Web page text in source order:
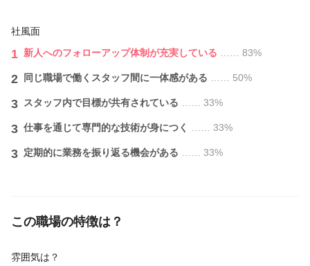
社風面
1 新人へのフォローアップ体制が充実している …… 83%
2 同じ職場で働くスタッフ間に一体感がある …… 50%
3 スタッフ内で目標が共有されている …… 33%
3 仕事を通じて専門的な技術が身につく …… 33%
3 定期的に業務を振り返る機会がある …… 33%
この職場の特徴は？
雰囲気は？